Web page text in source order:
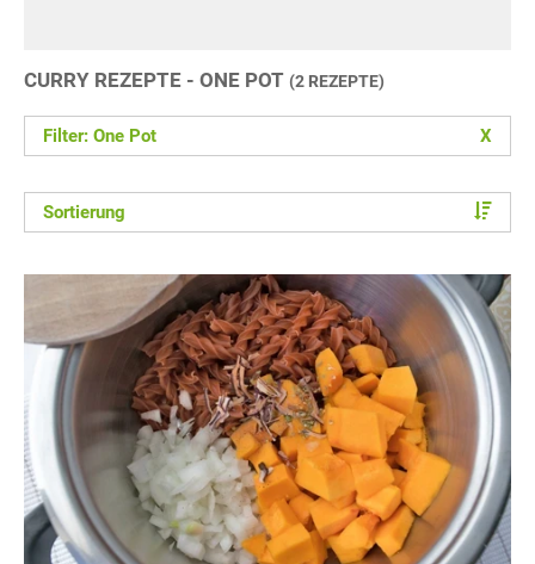
CURRY REZEPTE - ONE POT (2 REZEPTE)
Filter: One Pot X
Sortierung